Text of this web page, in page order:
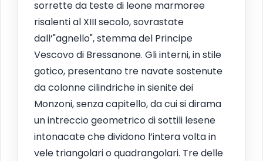
sorrette da teste di leone marmoree
risalenti al XIII secolo, sovrastate
dall’"agnello", stemma del Principe
Vescovo di Bressanone. Gli interni, in stile
gotico, presentano tre navate sostenute
da colonne cilindriche in sienite dei
Monzoni, senza capitello, da cui si dirama
un intreccio geometrico di sottili lesene
intonacate che dividono l’intera volta in
vele triangolari o quadrangolari. Tre delle